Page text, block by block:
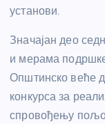
установи.
Значајан део
и мерама
Општинско веће
конкурса за
спровођењу